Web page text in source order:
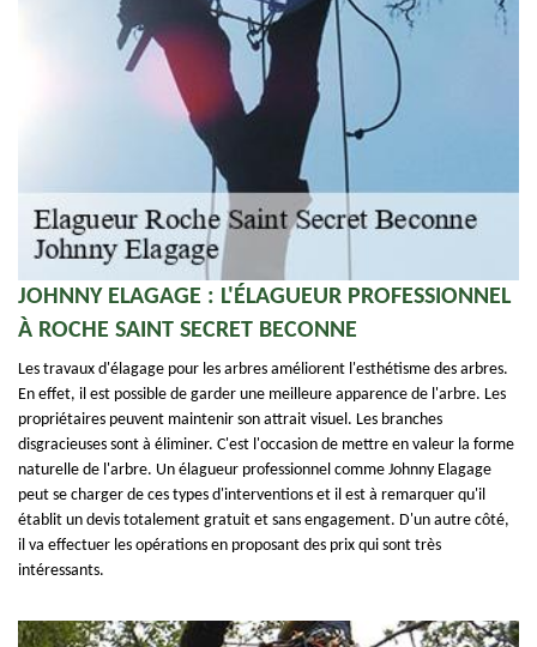
JOHNNY ELAGAGE : L'ÉLAGUEUR PROFESSIONNEL
À ROCHE SAINT SECRET BECONNE
Les travaux d'élagage pour les arbres améliorent l'esthétisme des arbres.
En effet, il est possible de garder une meilleure apparence de l'arbre. Les
propriétaires peuvent maintenir son attrait visuel. Les branches
disgracieuses sont à éliminer. C'est l'occasion de mettre en valeur la forme
naturelle de l'arbre. Un élagueur professionnel comme Johnny Elagage
peut se charger de ces types d'interventions et il est à remarquer qu'il
établit un devis totalement gratuit et sans engagement. D'un autre côté,
il va effectuer les opérations en proposant des prix qui sont très
intéressants.